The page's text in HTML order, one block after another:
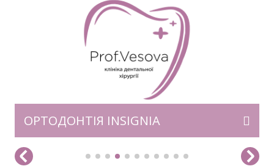
ОРТОДОНТІЯ INSIGNIA
для зубів. Для виготовлення пластинки
використовується пластмаса і металевий
дріт. Виріб фіксується за допомогою гачків і
скоб. Тиск – по аналогії з брекетами і
капами – сприяє виправленню дефектів –
зміщення зубів і ширини піднебіння. Крім
цього пластинки допомагають
нормалізувати зростання щелепи і […]